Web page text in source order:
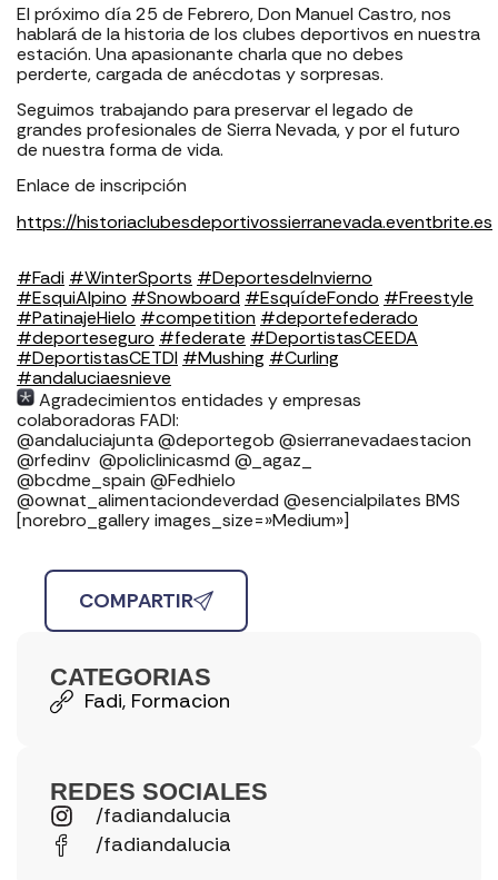
El próximo día 25 de Febrero, Don Manuel Castro, nos
hablará de la historia de los clubes deportivos en nuestra
estación. Una apasionante charla que no debes
perderte, cargada de anécdotas y sorpresas.
Seguimos trabajando para preservar el legado de
grandes profesionales de Sierra Nevada, y por el futuro
de nuestra forma de vida.
Enlace de inscripción
https://historiaclubesdeportivossierranevada.eventbrite.es
#Fadi #WinterSports #DeportesdeInvierno
#EsquiAlpino #Snowboard #EsquídeFondo #Freestyle
#PatinajeHielo #competition #deportefederado
#deporteseguro #federate #DeportistasCEEDA
#DeportistasCETDI #Mushing #Curling
#andaluciaesnieve
Agradecimientos entidades y empresas
colaboradoras FADI: ⁣⁣⁣⁣⁣⁣⁣⁣⁣⁣⁣⁣⁣⁣⁣⁣⁣⁣
⁣⁣⁣⁣@andaluciajunta @deportegob ⁣⁣⁣@sierranevadaestacion
@rfedinv ⁣⁣⁣⁣⁣⁣⁣⁣⁣⁣⁣⁣⁣⁣⁣⁣⁣ @policlinicasmd @_agaz_
@bcdme_spain @Fedhielo
@ownat_alimentaciondeverdad @esencialpilates BMS
[norebro_gallery images_size=»Medium»]
COMPARTIR
CATEGORIAS
Fadi, Formacion
REDES SOCIALES
/fadiandalucia
/fadiandalucia